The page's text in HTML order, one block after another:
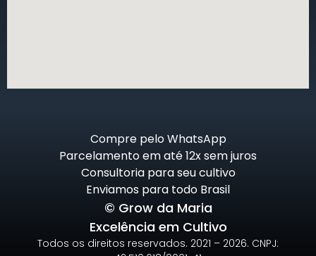
Compre pelo WhatsApp
Parcelamento em até 12x sem juros
Consultoria para seu cultivo
Enviamos para todo Brasil
© Grow da Maria
Excelência em Cultivo
Todos os direitos reservados. 2021 – 2026. CNPJ: